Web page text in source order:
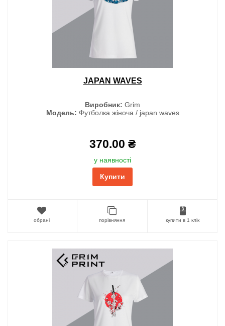
JAPAN WAVES
Виробник: Grim
Модель: Футболка жіноча / japan waves
370.00 ₴
у наявності
Купити
обрані порівняння купити в 1 клік